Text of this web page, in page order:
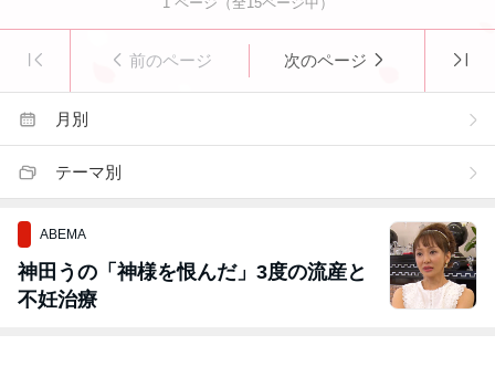
前のページ 次のページ
月別
テーマ別
ABEMA
神田うの「神様を恨んだ」3度の流産と
不妊治療